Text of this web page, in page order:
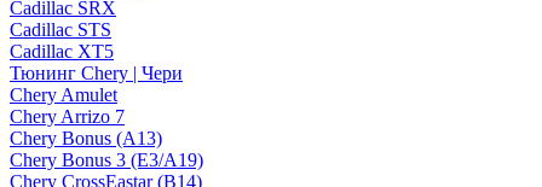
Cadillac SRX
Cadillac STS
Cadillac XT5
Тюнинг Chery | Чери
Chery Amulet
Chery Arrizo 7
Chery Bonus (A13)
Chery Bonus 3 (E3/A19)
Chery CrossEastar (B14)